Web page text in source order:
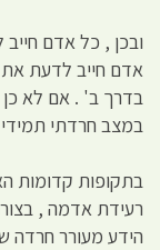
ובכן , כל אדם
אדם חייב לדעת את
בדרך ב' . אם לא כן
במצב חרדתי
בתקופות קדומות
רעידת אדמה , בצורת
הידע מעורר חרדה